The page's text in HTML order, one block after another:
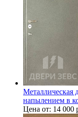
Металлическая
напылением в
Цена от: 14 000